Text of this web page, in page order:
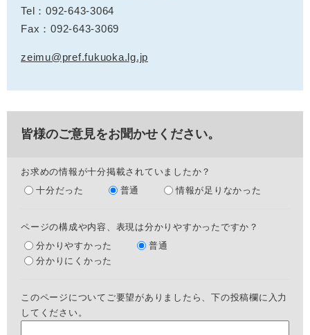
Tel：092-643-3064
Fax：092-643-3069
zeimu@pref.fukuoka.lg.jp
皆様のご意見をお聞かせください。
お求めの情報が十分掲載されていましたか？
十分だった
普通 情報が足りなかった
ページの構成や内容、表現は分かりやすかったですか？
分かりやすかった
普通
分かりにくかった
このページについてご要望がありましたら、下の投稿欄に入力
してください。